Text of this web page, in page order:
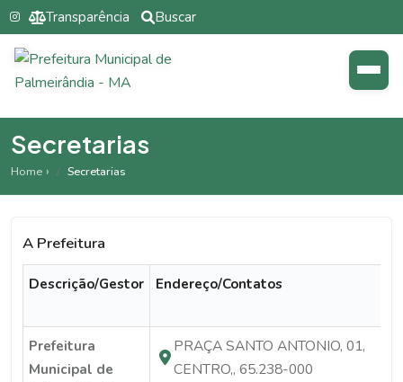
Transparência Buscar
Secretarias
Home Secretarias
A Prefeitura
Descrição/Gestor Endereço/Contatos
Prefeitura
Municipal de
PRAÇA SANTO ANTONIO, 01,
CENTRO,, 65.238-000